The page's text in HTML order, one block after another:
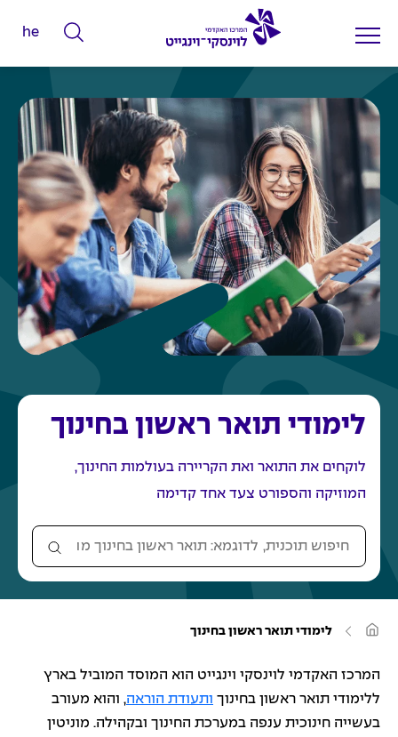
ה
ק
מ
י
ל
ם
ל
ח
י
פ
he
לימודי תואר ראשון בחינוך
לוקחים את התואר ואת הקריירה בעולמות החינוך,
המוזיקה והספורט צעד אחד קדימה
ח
י
פ
ש
ו
כ
נ
ע
מ
ה
ב
ת
לימודי תואר ראשון בחינוך
המרכז האקדמי לוינסקי וינגייט הוא המוסד המוביל בארץ
ללימודי תואר ראשון בחינוך ותעודת הוראה, והוא מעורב
בעשייה חינוכית ענפה במערכת החינוך ובקהילה. מוניטין